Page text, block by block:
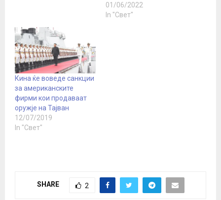
го поднесе губењето на
лицето и улогата на
01/06/2022
In "Свет"
Кина ќе воведе санкции
за американските
фирми кои продаваат
оружје на Тајван
12/07/2019
In "Свет"
SHARE 2